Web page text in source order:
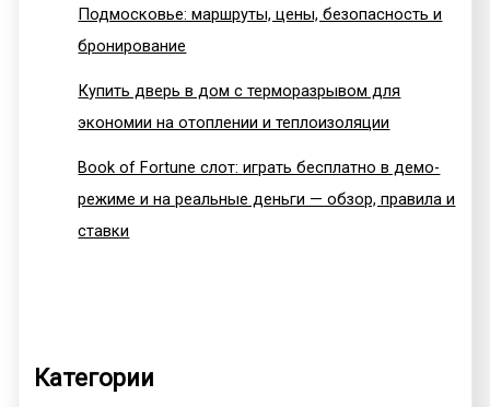
Подмосковье: маршруты, цены, безопасность и
бронирование
Купить дверь в дом с терморазрывом для
экономии на отоплении и теплоизоляции
Book of Fortune слот: играть бесплатно в демо-
режиме и на реальные деньги — обзор, правила и
ставки
Категории